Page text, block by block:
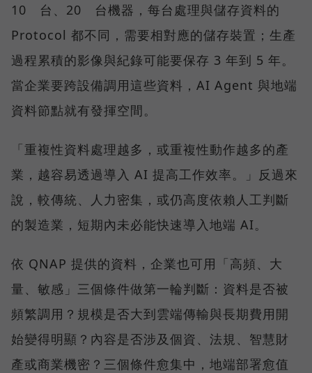
10 台、20 台機器，每台處理與儲存資料的
Protocol 都不同，需要相對應的儲存裝置；生產
過程累積的影像與紀錄可能要保存 3 年到 5 年。
當企業要跨設備調用這些資料，AI Agent 與地端
資料節點就有發揮空間。
「重複性資料處理越多，或重複性動作越多的產
業，越容易透過導入 AI 提高工作效率。」反過來
說，較傳統、人力密集，或仍高度依賴人工判斷
的製造業，短期內未必能快速導入地端 AI。
依 QNAP 提供的資料，企業也可用「高頻、大
量、敏感」三個條件做第一輪判斷：資料是否被
頻繁調用？規模是否大到雲端傳輸與長期費用開
始變得明顯？內容是否涉及個資、法規、智慧財
產或商業機密？三個條件愈集中，地端部署愈值